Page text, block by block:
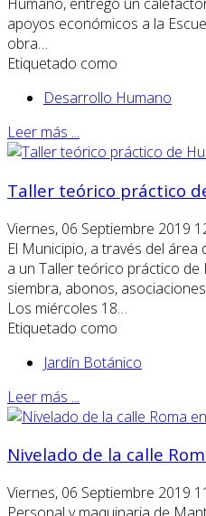
apoyos económicos a la
obra…
Etiquetado como
Desarrollo Humano
Leer más ...
Taller teórico práctico
Viernes, 06 Septiembre 2019
El Municipio, a través del
a un Taller teórico práctico
siembra, abonos,
Los miércoles 18…
Etiquetado como
Jardín Botánico
Leer más ...
Nivelado de la calle
Viernes, 06 Septiembre 2019